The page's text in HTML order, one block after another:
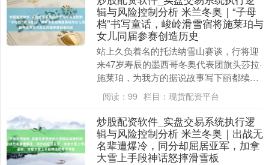
辑与风险控制分析 米兰冬奥｜“子母
档”书写童话，峻岭滑雪宿将施莱珀与
女儿同届参赛创造历史
站上久负着名的托法纳雪山赛谈，行将迎
来47岁寿辰的墨西哥冬奥代表团旗头莎拉·
施莱珀，为我方的据说故事写下丽都续
集。看成冬奥史上最年长的峻岭滑雪女
将，第七次参与五....
阅读： 99 栏目： 现货配资平台
炒股配资软件_实盘交易系统执行逻
辑与风险控制分析 米兰冬奥｜出战无
名辈遭爆冷，同分却屈居亚军，加拿
大雪上手段神话怒摔滑雪板